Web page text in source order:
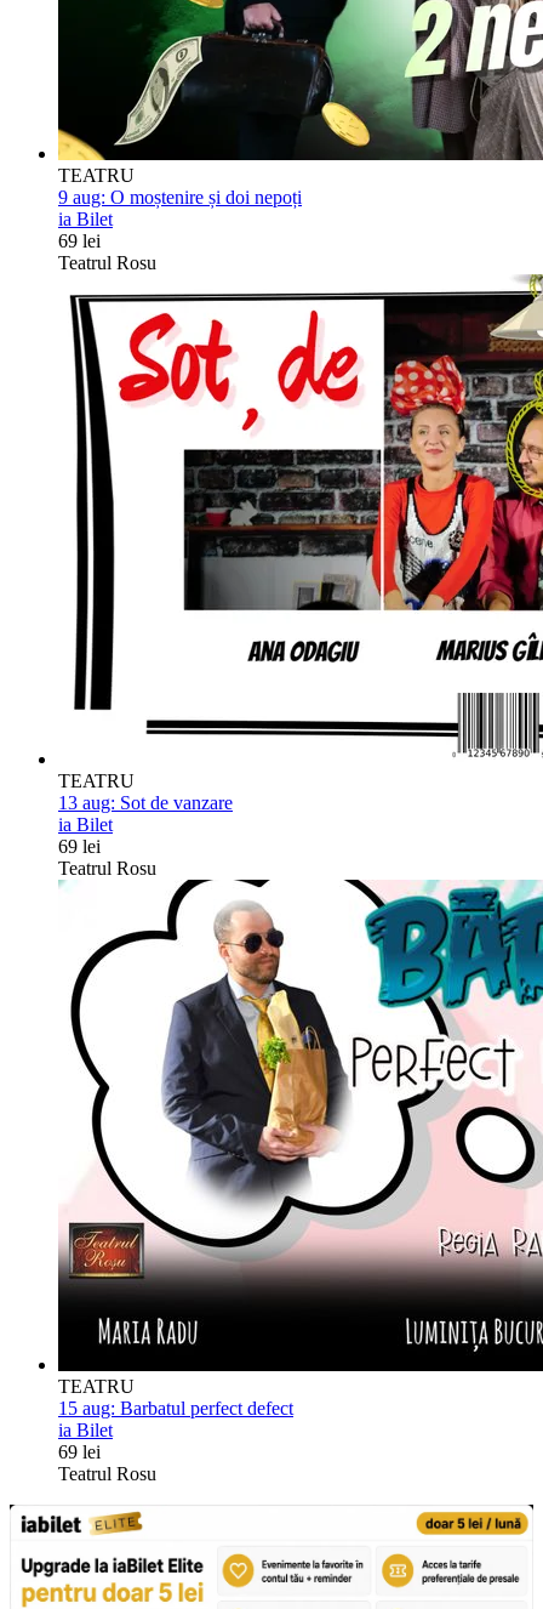
TEATRU
9 aug: O moștenire și doi nepoți
ia Bilet
69 lei
Teatrul Rosu
TEATRU
13 aug: Sot de vanzare
ia Bilet
69 lei
Teatrul Rosu
TEATRU
15 aug: Barbatul perfect defect
ia Bilet
69 lei
Teatrul Rosu